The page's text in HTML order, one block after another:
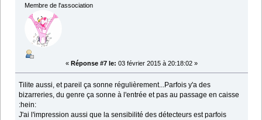
Membre de l'association
« Réponse #7 le: 03 février 2015 à 20:18:02 »
Tilite aussi, et pareil ça sonne régulièrement...Parfois y'a des
bizarreries, du genre ça sonne à l'entrée et pas au passage en caisse
:hein:
J'ai l'impression aussi que la sensibilité des détecteurs est parfois